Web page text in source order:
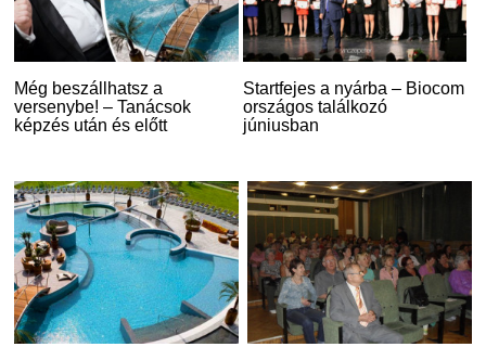
Még beszállhatsz a
versenybe! – Tanácsok
képzés után és előtt
Startfejes a nyárba – Biocom
országos találkozó
júniusban